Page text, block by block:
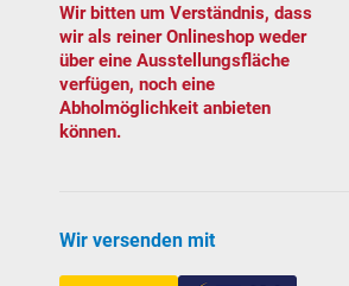
Wir bitten um Verständnis, dass
wir als reiner Onlineshop weder
über eine Ausstellungsfläche
verfügen, noch eine
Abholmöglichkeit anbieten
können.
Wir versenden mit